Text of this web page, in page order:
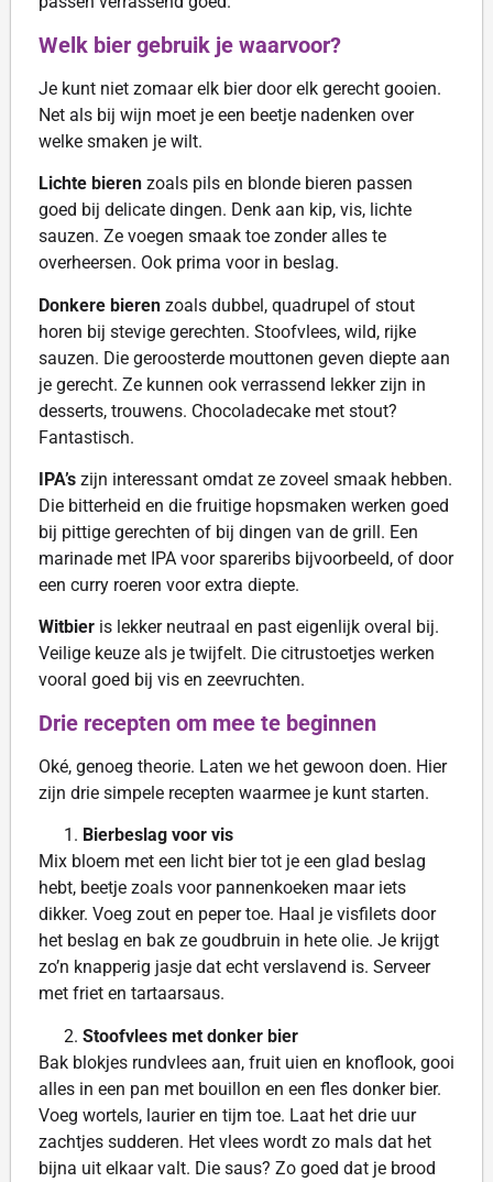
Welk bier gebruik je waarvoor?
Je kunt niet zomaar elk bier door elk gerecht gooien.
Net als bij wijn moet je een beetje nadenken over
welke smaken je wilt.
Lichte bieren zoals pils en blonde bieren passen
goed bij delicate dingen. Denk aan kip, vis, lichte
sauzen. Ze voegen smaak toe zonder alles te
overheersen. Ook prima voor in beslag.
Donkere bieren zoals dubbel, quadrupel of stout
horen bij stevige gerechten. Stoofvlees, wild, rijke
sauzen. Die geroosterde mouttonen geven diepte aan
je gerecht. Ze kunnen ook verrassend lekker zijn in
desserts, trouwens. Chocoladecake met stout?
Fantastisch.
IPA’s zijn interessant omdat ze zoveel smaak hebben.
Die bitterheid en die fruitige hopsmaken werken goed
bij pittige gerechten of bij dingen van de grill. Een
marinade met IPA voor spareribs bijvoorbeeld, of door
een curry roeren voor extra diepte.
Witbier is lekker neutraal en past eigenlijk overal bij.
Veilige keuze als je twijfelt. Die citrustoetjes werken
vooral goed bij vis en zeevruchten.
Drie recepten om mee te beginnen
Oké, genoeg theorie. Laten we het gewoon doen. Hier
zijn drie simpele recepten waarmee je kunt starten.
Bierbeslag voor vis
Mix bloem met een licht bier tot je een glad beslag
hebt, beetje zoals voor pannenkoeken maar iets
dikker. Voeg zout en peper toe. Haal je visfilets door
het beslag en bak ze goudbruin in hete olie. Je krijgt
zo’n knapperig jasje dat echt verslavend is. Serveer
met friet en tartaarsaus.
Stoofvlees met donker bier
Bak blokjes rundvlees aan, fruit uien en knoflook, gooi
alles in een pan met bouillon en een fles donker bier.
Voeg wortels, laurier en tijm toe. Laat het drie uur
zachtjes sudderen. Het vlees wordt zo mals dat het
bijna uit elkaar valt. Die saus? Zo goed dat je brood